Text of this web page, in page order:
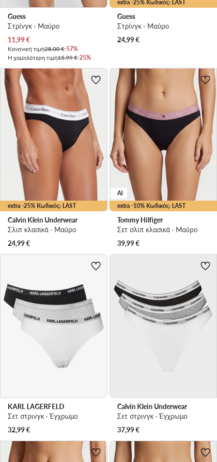
Guess
Στρίνγκ · Μαύρο
Τρέχουσα τιμή
11,99€
Κανονική τιμή28,00 €-57%
Η χαμηλότερη τιμή15,99 €-25%
extra -25% Κωδικός: LAST
Guess
Στρίνγκ · Μαύρο
24,99€
extra -25% Κωδικός: LAST
Calvin Klein Underwear
Σλιπ κλασικά · Μαύρο
24,99€
extra -10% Κωδικός: LAST
AI
Tommy Hilfiger
Σετ σλιπ κλασικά · Μαύρο
39,99€
KARL LAGERFELD
Σετ στρινγκ · Έγχρωμο
32,99€
Calvin Klein Underwear
Σετ στρινγκ · Έγχρωμο
37,99€